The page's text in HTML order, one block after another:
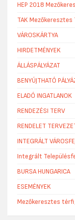
HEP 2018
TAK
VÁROSKÁRTYA
HIRDETMÉNYEK
ÁLLÁSPÁLYÁZAT
BENYÚJTHATÓ
ELADÓ INGATLANOK
RENDEZÉSI TERV
RENDELET
INTEGRÁLT
Integrált
BURSA HUNGARICA
ESEMÉNYEK
Mezőkeresztes